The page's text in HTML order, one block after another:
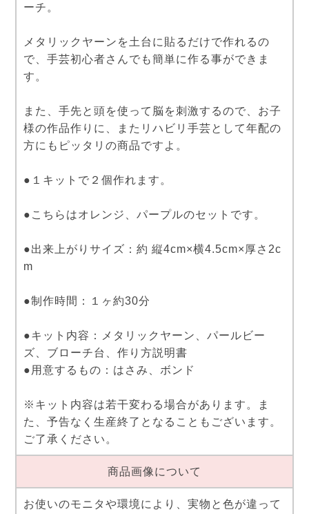
ーチ。
メタリックヤーンを土台に貼るだけで作れるの
で、手芸初心者さんでも簡単に作る事ができま
す。
また、手先と頭を使って脳を刺激するので、お子
様の作品作りに、またリハビリ手芸として年配の
方にもピッタリの商品ですよ。
●１キットで２個作れます。
●こちらはオレンジ、パープルのセットです。
●出来上がりサイズ：約 縦4cm×横4.5cm×厚さ2c
m
●制作時間：１ヶ約30分
●キット内容：メタリックヤーン、パールビー
ズ、ブローチ台、作り方説明書
●用意するもの：はさみ、ボンド
※キット内容は若干変わる場合があります。ま
た、予告なく生産終了となることもございます。
ご了承ください。
商品画像について
お使いのモニタや環境により、実物と色が違って